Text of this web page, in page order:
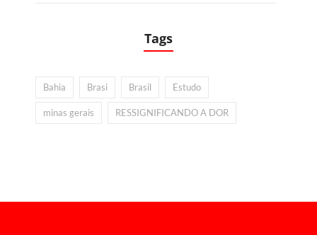
Tags
Bahia Brasi Brasil Estudo
minas gerais RESSIGNIFICANDO A DOR